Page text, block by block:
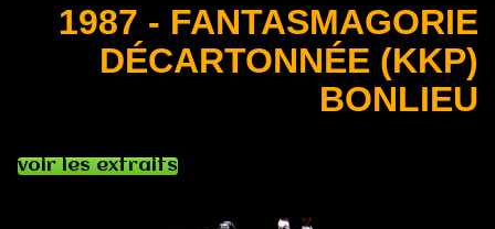
1987 - FANTASMAGORIE
DÉCARTONNÉE (KKP)
BONLIEU
voir les extraits